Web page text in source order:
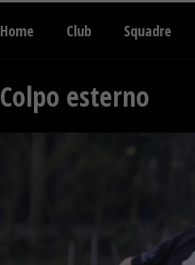
Home Club Squadre
Colpo esterno